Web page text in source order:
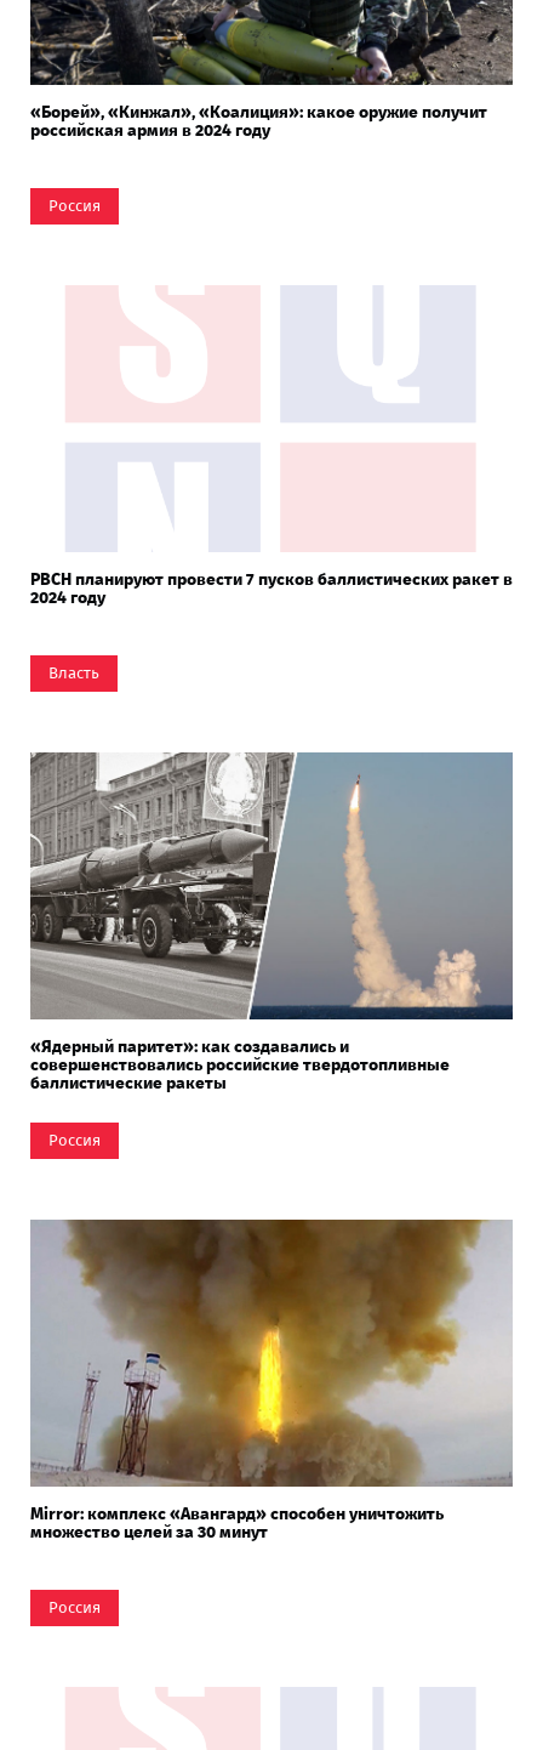
«Борей», «Кинжал», «Коалиция»: какое оружие получит
российская армия в 2024 году
Россия
РВСН планируют провести 7 пусков баллистических ракет в
2024 году
Власть
«Ядерный паритет»: как создавались и
совершенствовались российские твердотопливные
баллистические ракеты
Россия
Mirror: комплекс «Авангард» способен уничтожить
множество целей за 30 минут
Россия